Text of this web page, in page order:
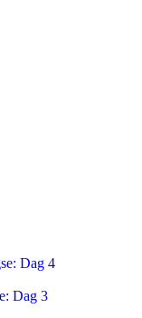
Dag 4
Dag 3